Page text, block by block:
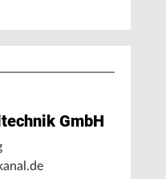
GmbH